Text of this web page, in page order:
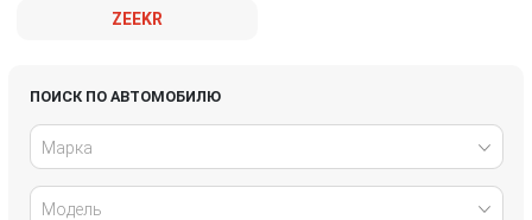
ZEEKR
ПОИСК ПО АВТОМОБИЛЮ
Марка
Модель